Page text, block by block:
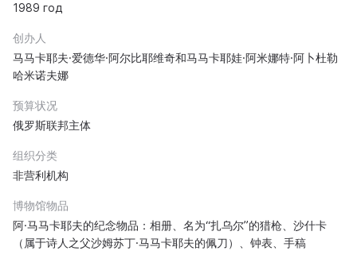
1989 год
创办人
马马卡耶夫·爱德华·阿尔比耶维奇和马马卡耶娃·阿米娜特·阿卜杜勒
哈米诺夫娜
预算状况
俄罗斯联邦主体
组织分类
非营利机构
博物馆物品
阿·马马卡耶夫的纪念物品：相册、名为“扎乌尔”的猎枪、沙什卡
（属于诗人之父沙姆苏丁·马马卡耶夫的佩刀）、钟表、手稿